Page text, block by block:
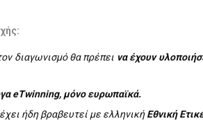
διαγωνισμό θα πρέπει να έχουν
eTwinning, μόνο ευρωπαϊκά.
ήδη βραβευτεί με ελληνικήΕθνική